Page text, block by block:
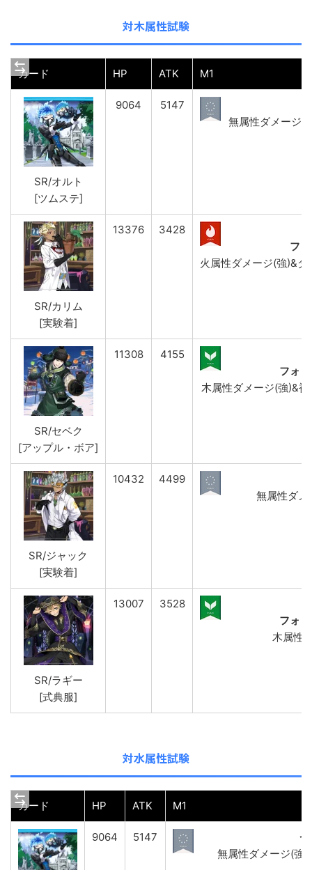
対木属性試験
カード HP ATK M1
SR/オルト
[ツムステ]
9064 5147
無属性ダメージ(
SR/カリム
[実験着]
13376
3428
フ
火属性ダメージ(強)&
SR/セベク
[アップル・ボア]
11308
4155
フォ
木属性ダメージ(強)&
SR/ジャック
[実験着]
10432 4499
無属性ダメ
SR/ラギー
[式典服]
13007
3528
フォ
木属性
対水属性試験
カード HP ATK M1
9064 5147
無属性ダメージ(強